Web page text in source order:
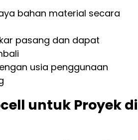
bahan material secara
pasang dan dapat
usia penggunaan
untuk Proyek di